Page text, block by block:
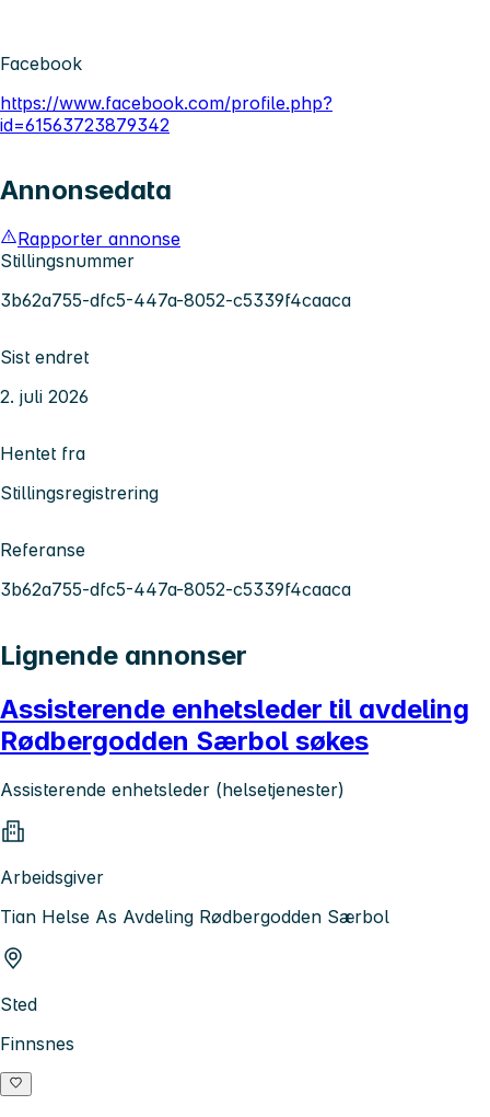
Facebook
https://www.facebook.com/profile.php?
id=61563723879342
Annonsedata
Rapporter annonse
Stillingsnummer
3b62a755-dfc5-447a-8052-c5339f4caaca
Sist endret
2. juli 2026
Hentet fra
Stillingsregistrering
Referanse
3b62a755-dfc5-447a-8052-c5339f4caaca
Lignende annonser
Assisterende enhetsleder til avdeling
Rødbergodden Særbol søkes
Assisterende enhetsleder (helsetjenester)
Arbeidsgiver
Tian Helse As Avdeling Rødbergodden Særbol
Sted
Finnsnes